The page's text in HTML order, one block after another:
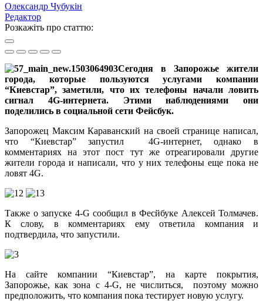
Олександр Чубукін
Редактор
Розкажіть про статтю:
Сегодня в Запорожье жители
города, которые пользуются услугами компании
“Киевстар”, заметили, что их телефоны начали ловить
сигнал 4G-интернета. Этими наблюдениями они
поделились в социальной сети Фейсбук.
Запорожец Максим Караванский на своей странице написал,
что “Киевстар” запустил 4G-интернет, однако в
комментариях на этот пост тут же отреагировали другие
жители города и написали, что у них телефоны еще пока не
ловят 4G.
Также о запуске 4-G сообщил в Фесйбуке Алексей Толмачев.
К слову, в комментариях ему ответила компания и
подтвердила, что запустили.
На сайте компании “Киевстар”, на карте покрытия,
Запорожье, как зона с 4-G, не числиться, поэтому можно
предположить, что компания пока тестирует новую услугу.